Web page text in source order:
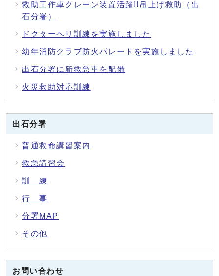
救助工作車クレーン装置活躍!!吊上げ救助（出
石分署）
ドクターヘリ訓練を実施しました
幼年消防クラブ防火パレードを実施しました
出石分署に新救急車を配備
火災救助対応訓練
出石分署
普通救命講習案内
救急講習会
訓 練
行 事
分署MAP
その他
お問い合わせ